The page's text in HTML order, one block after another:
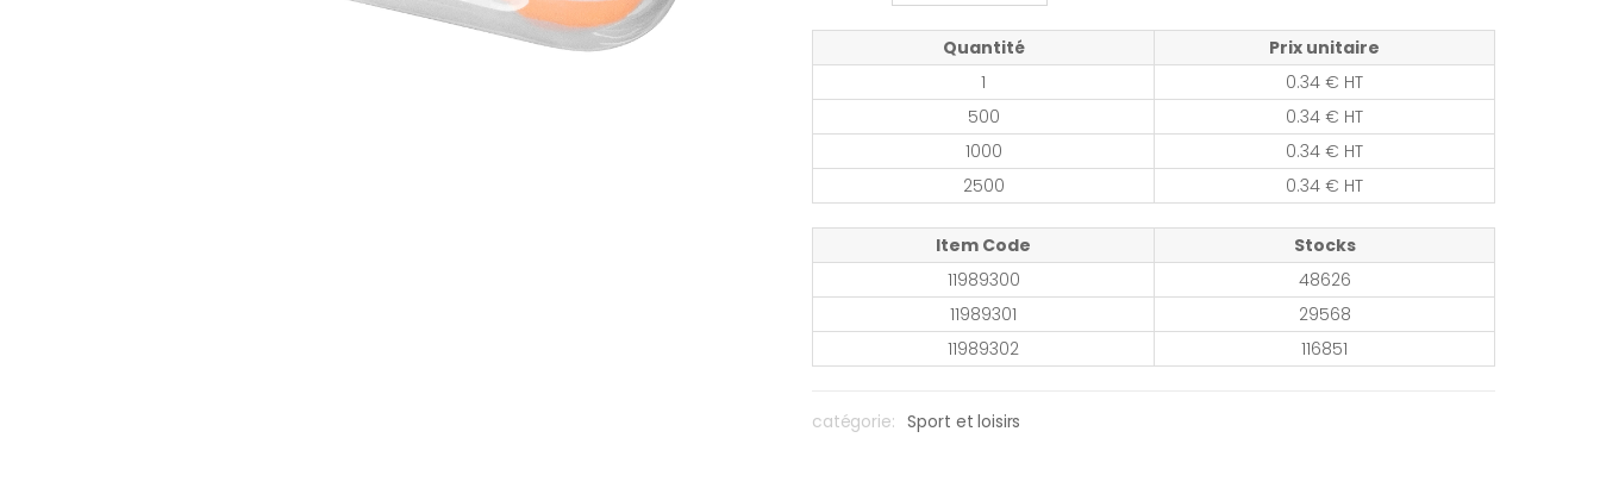
Quantité
Prix unitaire
1
0.34 € HT
500
0.34 € HT
1000
0.34 € HT
2500
0.34 € HT
Item Code
Stocks
11989300
48626
11989301
29568
11989302
116851
catégorie: Sport et loisirs